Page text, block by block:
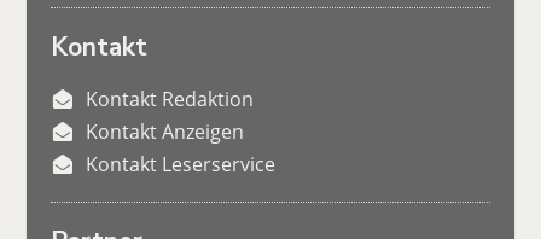
Kontakt
Kontakt Redaktion
Kontakt Anzeigen
Kontakt Leserservice